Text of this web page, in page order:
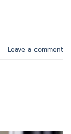
Leave a comment